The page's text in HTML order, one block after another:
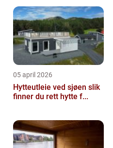
05 april 2026
Hytteutleie ved sjøen slik
finner du rett hytte f...